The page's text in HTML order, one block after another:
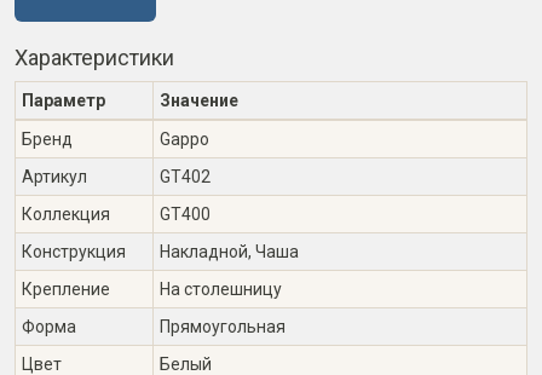
Характеристики
Параметр
Значение
Бренд
Gappo
Артикул
GT402
Коллекция
GT400
Конструкция
Накладной, Чаша
Крепление
На столешницу
Форма
Прямоугольная
Цвет
Белый